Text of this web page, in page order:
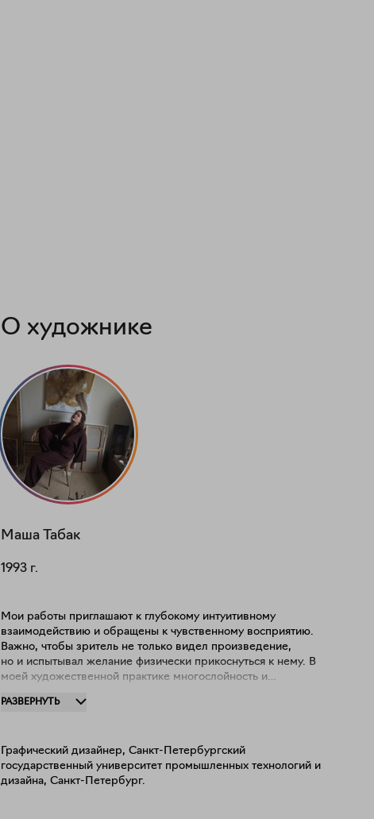
О художнике
Маша Табак
1993 г.
Мои работы приглашают к глубокому интуитивному
взаимодействию и обращены к чувственному восприятию.
Важно, чтобы зритель не только видел произведение,
но и испытывал желание физически прикоснуться к нему. В
моей художественной практике многослойность и
я комбинирую различные техники и материалы — акрил,
РАЗВЕРНУТЬ
Графический дизайнер, Санкт-Петербургский
государственный университет промышленных технологий и
дизайна, Санкт-Петербург.